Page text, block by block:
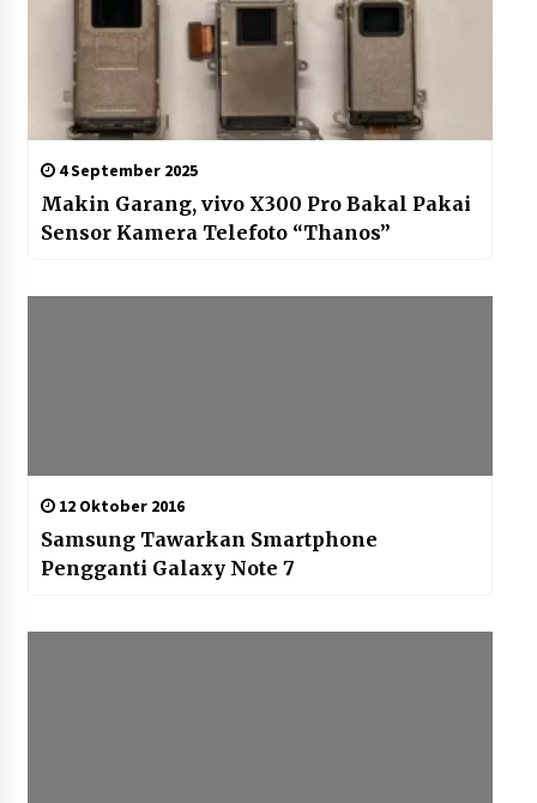
Pembangun Harapan Warga
Pamulang
5 Agustus 2026
4 September 2025
Makin Garang, vivo X300 Pro Bakal Pakai
Sensor Kamera Telefoto “Thanos”
12 Oktober 2016
Samsung Tawarkan Smartphone
Pengganti Galaxy Note 7